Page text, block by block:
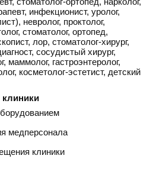
инфекционист, уролог,
невролог, проктолог,
стоматолог, ортопед,
лор, стоматолог-хирург,
сосудистый хирург,
маммолог, гастроэнтеролог,
косметолог-эстетист, детский
медперсонала
клиники